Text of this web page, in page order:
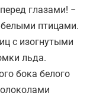
глазами! −
птицами.
с изогнутыми
льда.
бока белого